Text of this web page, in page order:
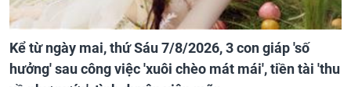
Kể từ ngày mai, thứ Sáu 7/8/2026, 3 con giáp 'số
hưởng' sau công việc 'xuôi chèo mát mái', tiền tài 'thu